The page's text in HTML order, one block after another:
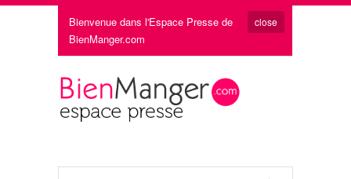
Bienvenue dans l'Espace Presse de
BienManger.com
close